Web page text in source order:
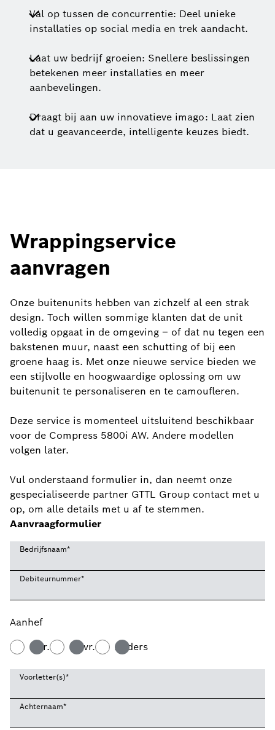
Val op tussen de concurrentie: Deel unieke
installaties op social media en trek aandacht.
Laat uw bedrijf groeien: Snellere beslissingen
betekenen meer installaties en meer
aanbevelingen.
Draagt bij aan uw innovatieve imago: Laat zien
dat u geavanceerde, intelligente keuzes biedt.
Wrappingservice
aanvragen
Onze buitenunits hebben van zichzelf al een strak
design. Toch willen sommige klanten dat de unit
volledig opgaat in de omgeving – of dat nu tegen een
bakstenen muur, naast een schutting of bij een
groene haag is. Met onze nieuwe service bieden we
een stijlvolle en hoogwaardige oplossing om uw
buitenunit te personaliseren en te camoufleren.
Deze service is momenteel uitsluitend beschikbaar
voor de Compress 5800i AW. Andere modellen
volgen later.
Vul onderstaand formulier in, dan neemt onze
gespecialiseerde partner GTTL Group contact met u
op, om alle details met u af te stemmen.
Aanvraagformulier
Bedrijfsnaam*
Debiteurnummer*
Aanhef
Dhr.
Mevr. Anders
Voorletter(s)*
Achternaam*